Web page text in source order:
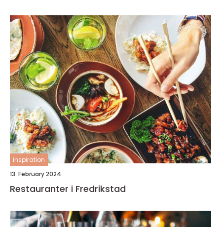
inspiration
13. February 2024
Restauranter i Fredrikstad